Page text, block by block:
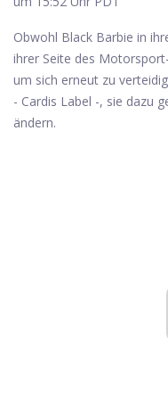
Obwohl Black Barbie in
ihrer Seite des
um sich erneut zu
- Cardis Label -, sie dazu
ändern.